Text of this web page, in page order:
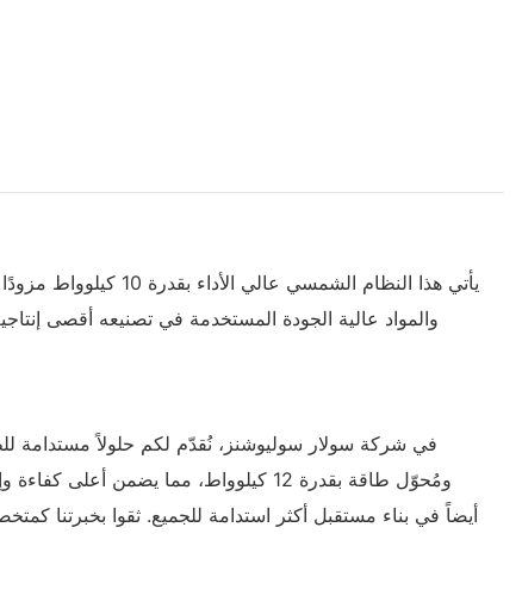
والمواد عالية الجودة المستخدمة في تصنيعه أقصى
ومُحوّل طاقة بقدرة 12 كيلوواط، مما
أيضاً في بناء مستقبل أكثر استدامة للجميع. ثقوا بخبرتنا